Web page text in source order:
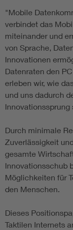
Microelectronics
"Mobile
verbindet das
miteinander und
von Sprache,
Innovationen
Datenraten den
erleben wir, wie
und uns dadurch
Innovationssprung
Durch minimale
Zuverlässigkeit
gesamte
Innovationsschub
Möglichkeiten für
den Menschen.
Dieses
Taktilen Internets